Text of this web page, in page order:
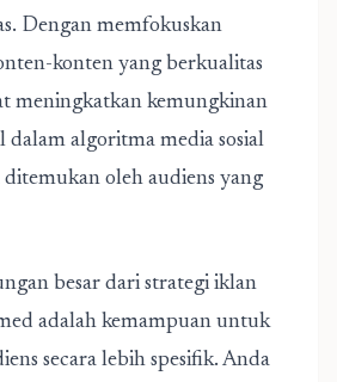
Dengan memfokuskan
konten yang berkualitas
meningkatkan kemungkinan
algoritma media sosial
oleh audiens yang
besar dari strategi iklan
adalah kemampuan untuk
secara lebih spesifik. Anda